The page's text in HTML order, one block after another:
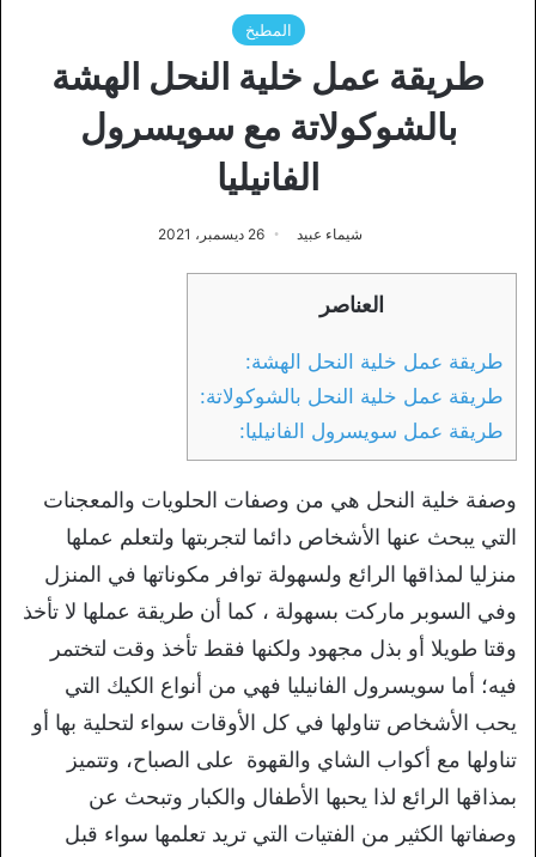
المطبخ
طريقة عمل خلية النحل الهشة
بالشوكولاتة مع سويسرول
الفانيليا
شيماء عبيد 26 ديسمبر، 2021
العناصر
طريقة عمل خلية النحل الهشة:
طريقة عمل خلية النحل بالشوكولاتة:
طريقة عمل سويسرول الفانيليا:
وصفة خلية النحل هي من وصفات الحلويات والمعجنات
التي يبحث عنها الأشخاص دائما لتجربتها ولتعلم عملها
منزليا لمذاقها الرائع ولسهولة توافر مكوناتها في المنزل
وفي السوبر ماركت بسهولة ، كما أن طريقة عملها لا تأخذ
وقتا طويلا أو بذل مجهود ولكنها فقط تأخذ وقت لتختمر
فيه؛ أما سويسرول الفانيليا فهي من أنواع الكيك التي
يحب الأشخاص تناولها في كل الأوقات سواء لتحلية بها أو
تناولها مع أكواب الشاي والقهوة على الصباح، وتتميز
بمذاقها الرائع لذا يحبها الأطفال والكبار وتبحث عن
وصفاتها الكثير من الفتيات التي تريد تعلمها سواء قبل